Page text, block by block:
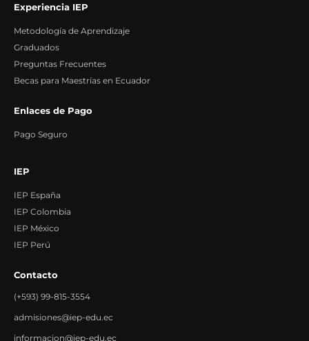
Experiencia IEP
Metodología de Aprendizaje
Graduados
Preguntas Frecuentes
Becas para Maestrías en Ecuador
Enlaces de Pago
Pago Seguro
IEP
IEP España
IEP Colombia
IEP México
IEP Perú
Contacto
(+593) 99-815-3554
admisiones@iep-edu.ec
informacion@iep-edu.ec